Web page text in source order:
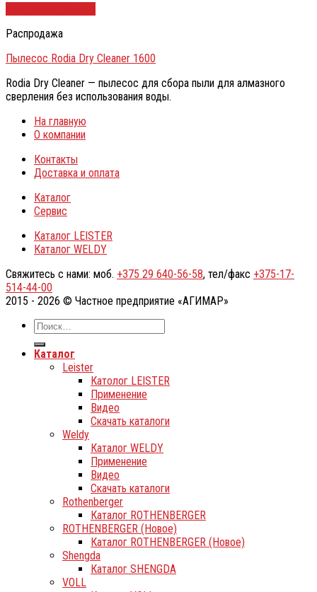
Распродажа
Пылесос Rodia Dry Cleaner 1600
Rodia Dry Cleaner — пылесос для сбора пыли для алмазного
сверления без использования воды.
На главную
О компании
Контакты
Доставка и оплата
Каталог
Сервис
Каталог LEISTER
Каталог WELDY
Свяжитесь с нами: моб. +375 29 640-56-58, тел/факс +375-17-
514-44-00
2015 - 2026 © Частное предприятие «АГИМАР»
Каталог
Leister
Католог LEISTER
Применение
Видео
Скачать каталоги
Weldy
Каталог WELDY
Применение
Видео
Скачать каталоги
Rothenberger
Каталог ROTHENBERGER
ROTHENBERGER (Новое)
Каталог ROTHENBERGER (Новое)
Shengda
Каталог SHENGDA
VOLL